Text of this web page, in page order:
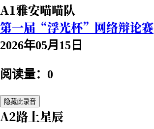
A1雅安喵喵队
第一届“浮光杯”网络辩论赛
2026年05月15日
阅读量：0
隐藏此录音
A2路上星辰